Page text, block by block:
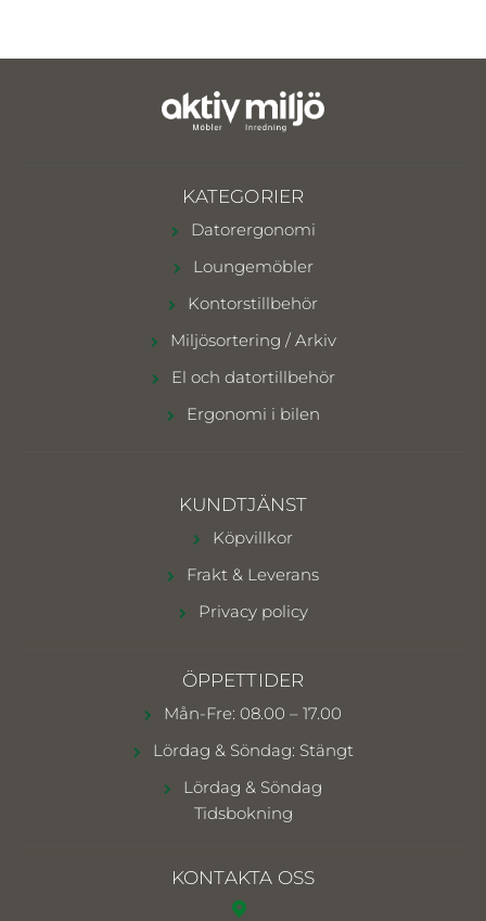
KATEGORIER
Datorergonomi
Loungemöbler
Kontorstillbehör
Miljösortering / Arkiv
El och datortillbehör
Ergonomi i bilen
KUNDTJÄNST
Köpvillkor
Frakt & Leverans
Privacy policy
ÖPPETTIDER
Mån-Fre: 08.00 – 17.00
Lördag & Söndag: Stängt
Lördag & Söndag
Tidsbokning
KONTAKTA OSS